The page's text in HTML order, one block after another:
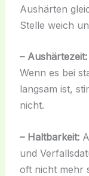
Aushärten
Stelle weich
– Aushärtezeit:
Wenn es bei
langsam ist,
nicht.
– Haltbarkeit:
und
oft nicht mehr